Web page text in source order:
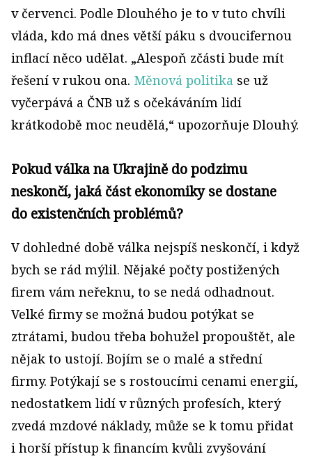
v červenci. Podle Dlouhého je to v tuto chvíli
vláda, kdo má dnes větší páku s dvoucifernou
inflací něco udělat. „Alespoň zčásti bude mít
řešení v rukou ona. Měnová politika se už
vyčerpává a ČNB už s očekáváním lidí
krátkodobě moc neudělá,“ upozorňuje Dlouhý.
Pokud válka na Ukrajině do podzimu
neskončí, jaká část ekonomiky se dostane
do existenčních problémů?
V dohledné době válka nejspíš neskončí, i když
bych se rád mýlil. Nějaké počty postižených
firem vám neřeknu, to se nedá odhadnout.
Velké firmy se možná budou potýkat se
ztrátami, budou třeba bohužel propouštět, ale
nějak to ustojí. Bojím se o malé a střední
firmy. Potýkají se s rostoucími cenami energií,
nedostatkem lidí v různých profesích, který
zvedá mzdové náklady, může se k tomu přidat
i horší přístup k financím kvůli zvyšování